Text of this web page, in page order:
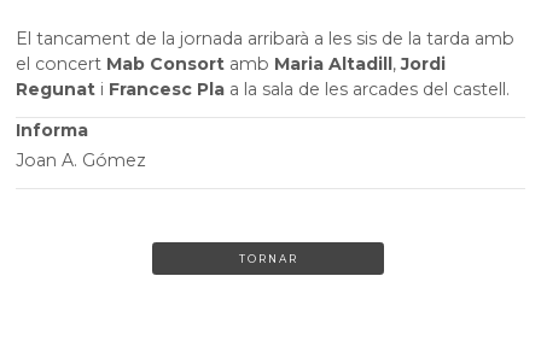
El tancament de la jornada arribarà a les sis de la tarda amb
el concert Mab Consort amb Maria Altadill,Jordi
Regunat i Francesc Pla a la sala de les arcades del castell.
Informa
Joan A. Gómez
TORNAR